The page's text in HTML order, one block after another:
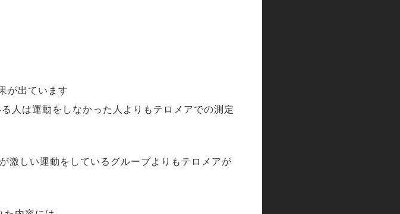
が出ています
人は運動をしなかった人よりもテロメアでの測定
激しい運動をしているグループよりもテロメアが